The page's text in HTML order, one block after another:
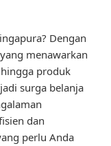
Dengan
menawarkan
produk
surga belanja
dan
perlu Anda